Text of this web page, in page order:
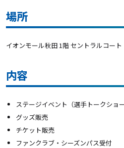
場所
イオンモール秋田 1階 セントラルコート
内容
ステージイベント（選手トークショー
グッズ販売
チケット販売
ファンクラブ・シーズンパス受付